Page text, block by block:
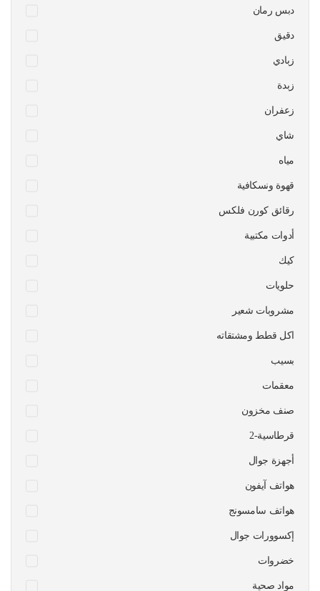
دبس رمان
دقيق
زبادي
زبدة
زعفران
شاي
مياه
قهوة ونسكافية
رقائق كورن فلكس
أدوات مكتبية
كيك
حلويات
مشروبات شعير
اكل قطط ومشتقاته
بسيب
معقمات
صنف مخزون
قرطاسية-2
أجهزة جوال
هواتف آيفون
هواتف سامسونج
إكسوورات جوال
خضروات
مواد صحية